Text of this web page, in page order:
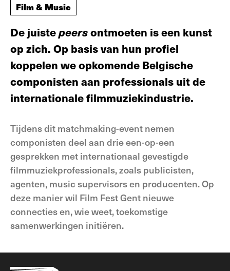
Film & Music
De juistepeersontmoeten is een kunst
op zich. Op basis van hun profiel
koppelen we opkomende Belgische
componisten aan professionals uit de
internationale filmmuziekindustrie.
Tijdens dit matchmaking-event nemen
componisten deel aan drie een-op-een
gesprekken met internationaal gevestigde
filmmuziekprofessionals, zoals publicisten,
agenten, music supervisors en producenten. Op
deze manier wil Film Fest Gent nieuwe
connecties en, wie weet, toekomstige
samenwerkingen initiëren.